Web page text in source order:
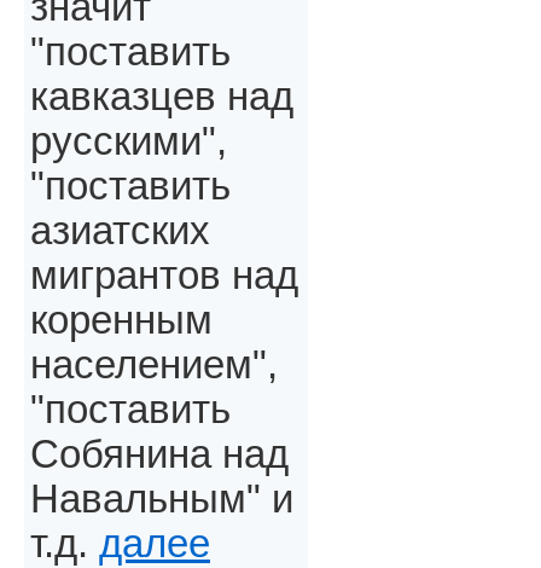
"поставить
кавказцев над
русскими",
"поставить
азиатских
мигрантов над
коренным
населением",
"поставить
Собянина над
Навальным" и
т.д. далее